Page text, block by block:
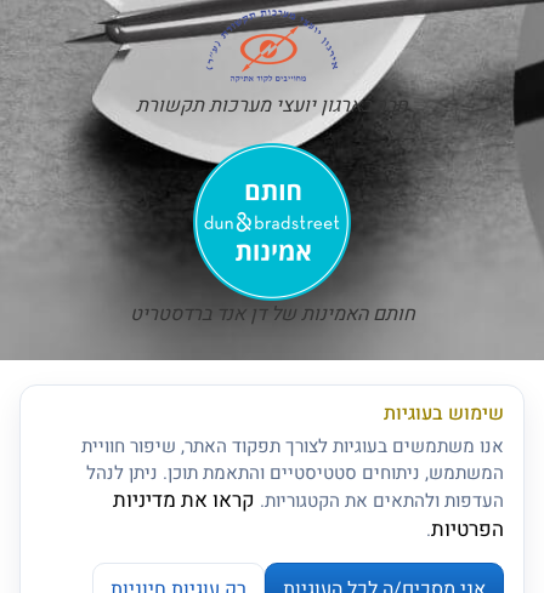
חבר בארגון יועצי מערכות תקשורת
חותם האמינות של דן אנד ברדסטריט
שימוש בעוגיות
אנו משתמשים בעוגיות לצורך תפקוד האתר, שיפור חוויית
המשתמש, ניתוחים סטטיסטיים והתאמת תוכן. ניתן לנהל
העדפות ולהתאים את הקטגוריות. קראו את מדיניות
הפרטיות.